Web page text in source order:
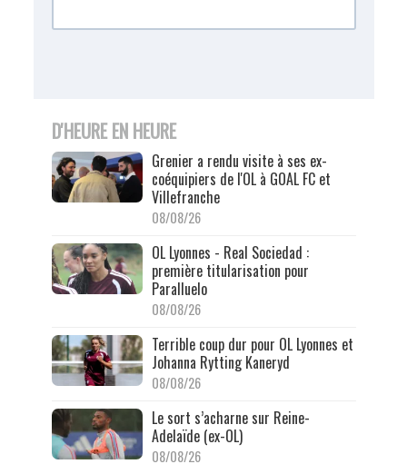
D'HEURE EN HEURE
Grenier a rendu visite à ses ex-
coéquipiers de l'OL à GOAL FC et
Villefranche
08/08/26
OL Lyonnes - Real Sociedad :
première titularisation pour
Paralluelo
08/08/26
Terrible coup dur pour OL Lyonnes et
Johanna Rytting Kaneryd
08/08/26
Le sort s’acharne sur Reine-
Adelaïde (ex-OL)
08/08/26